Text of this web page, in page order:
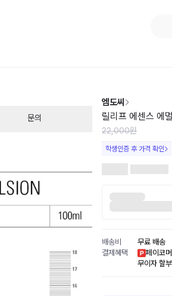
문의
엠도씨
릴리프 에센스 에
22,000원
학생인증 후 가격 확인
배송비
무료 배송
결제혜택
페이코
무이자 할